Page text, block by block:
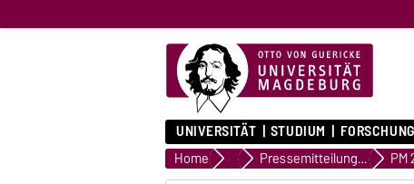
UNIVERSITÄT STUDIUM FORSCHUNG
Home Presse & Medien Pressemitteilungen PM